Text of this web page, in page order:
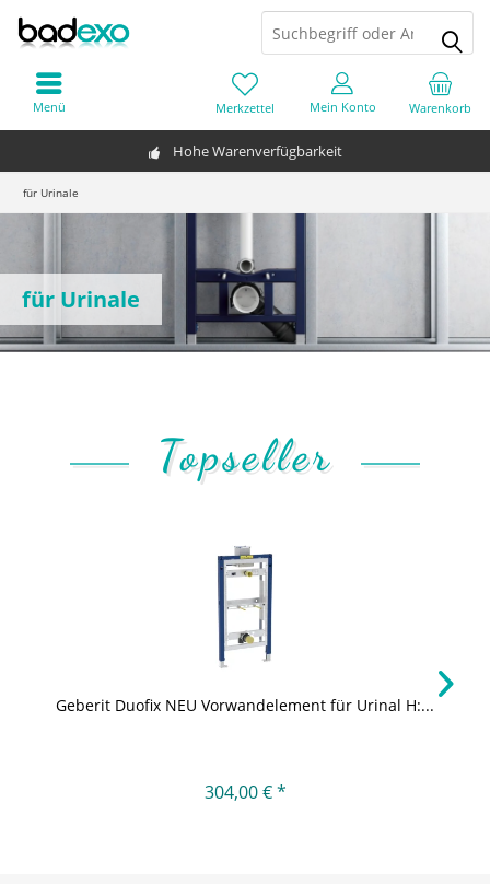
Hohe Warenverfügbarkeit
Warenkorb
Merkzettel Mein Konto
Menü
für Urinale
für Urinale
Topseller
Geberit Duofix NEU Vorwandelement für Urinal H:...
304,00 € *